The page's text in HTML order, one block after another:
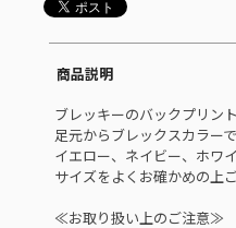
商品説明
ブレッキーのバックプリン
足元からブレックスカラー
イエロー、ネイビー、ホワ
サイズをよくお確かめの上
≪お取り扱い上のご注意≫